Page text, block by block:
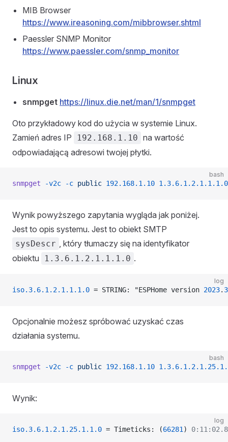
MIB Browser
https://www.ireasoning.com/mibbrowser.shtml
Paessler SNMP Monitor
https://www.paessler.com/snmp_monitor
Linux
snmpget https://linux.die.net/man/1/snmpget
Oto przykładowy kod do użycia w systemie Linux.
Zamień adres IP
192.168.1.10 na wartość
odpowiadającą adresowi twojej płytki.
bash
snmpget -v2c -c public 192.168.1.10 1.3.6.1.2.1.1.1.0
Wynik powyższego zapytania wygląda jak poniżej.
Jest to opis systemu. Jest to obiekt SMTP
sysDescr , który tłumaczy się na identyfikator
obiektu
1.3.6.1.2.1.1.1.0 .
log
iso.3.6.1.2.1.1.1.0 = STRING: "ESPHome version 2023. 3
Opcjonalnie możesz spróbować uzyskać czas
działania systemu.
bash
snmpget -v2c -c public 192.168.1.10
Wynik:
log
iso.3.6.1.2.1.25.1.1.0 = Timeticks: (66281 )